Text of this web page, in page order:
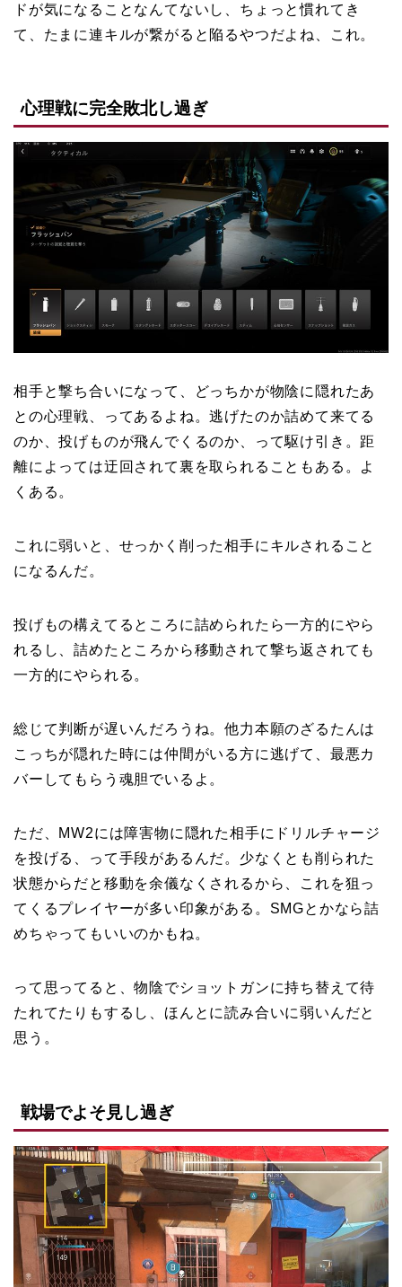
ドが気になることなんてないし、ちょっと慣れてき
て、たまに連キルが繋がると陥るやつだよね、これ。
心理戦に完全敗北し過ぎ
相手と撃ち合いになって、どっちかが物陰に隠れたあ
との心理戦、ってあるよね。逃げたのか詰めて来てる
のか、投げものが飛んでくるのか、って駆け引き。距
離によっては迂回されて裏を取られることもある。よ
くある。
これに弱いと、せっかく削った相手にキルされること
になるんだ。
投げもの構えてるところに詰められたら一方的にやら
れるし、詰めたところから移動されて撃ち返されても
一方的にやられる。
総じて判断が遅いんだろうね。他力本願のざるたんは
こっちが隠れた時には仲間がいる方に逃げて、最悪カ
バーしてもらう魂胆でいるよ。
ただ、MW2には障害物に隠れた相手にドリルチャージ
を投げる、って手段があるんだ。少なくとも削られた
状態からだと移動を余儀なくされるから、これを狙っ
てくるプレイヤーが多い印象がある。SMGとかなら詰
めちゃってもいいのかもね。
って思ってると、物陰でショットガンに持ち替えて待
たれてたりもするし、ほんとに読み合いに弱いんだと
思う。
戦場でよそ見し過ぎ